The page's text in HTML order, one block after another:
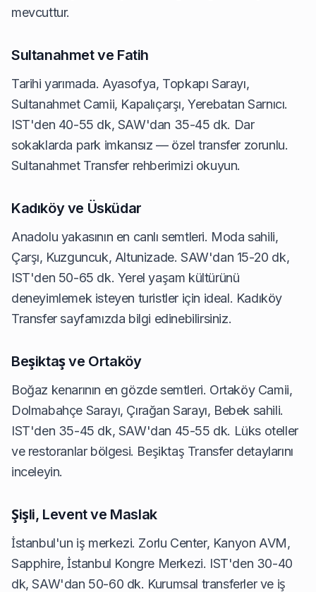
mevcuttur.
Sultanahmet ve Fatih
Tarihi yarımada. Ayasofya, Topkapı Sarayı,
Sultanahmet Camii, Kapalıçarşı, Yerebatan Sarnıcı.
IST'den 40-55 dk, SAW'dan 35-45 dk. Dar
sokaklarda park imkansız — özel transfer zorunlu.
Sultanahmet Transfer rehberimizi okuyun.
Kadıköy ve Üsküdar
Anadolu yakasının en canlı semtleri. Moda sahili,
Çarşı, Kuzguncuk, Altunizade. SAW'dan 15-20 dk,
IST'den 50-65 dk. Yerel yaşam kültürünü
deneyimlemek isteyen turistler için ideal. Kadıköy
Transfersayfamızda bilgi edinebilirsiniz.
Beşiktaş ve Ortaköy
Boğaz kenarının en gözde semtleri. Ortaköy Camii,
Dolmabahçe Sarayı, Çırağan Sarayı, Bebek sahili.
IST'den 35-45 dk, SAW'dan 45-55 dk. Lüks oteller
ve restoranlar bölgesi. Beşiktaş Transferdetaylarını
inceleyin.
Şişli, Levent ve Maslak
İstanbul'un iş merkezi. Zorlu Center, Kanyon AVM,
Sapphire, İstanbul Kongre Merkezi. IST'den 30-40
dk, SAW'dan 50-60 dk. Kurumsal transferler ve iş